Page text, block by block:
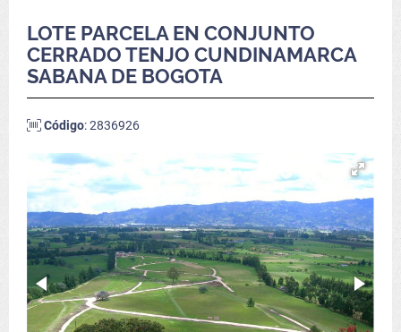
LOTE PARCELA EN CONJUNTO
CERRADO TENJO CUNDINAMARCA
SABANA DE BOGOTA
Código: 2836926